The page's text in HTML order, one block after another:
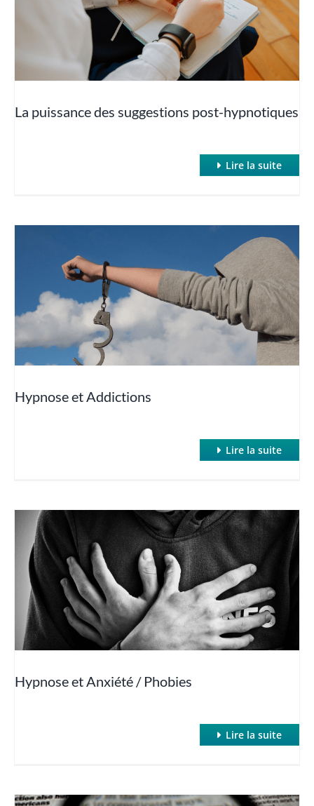
La thérapie des parties
Le protocole John Jones
Redonner la parole à l’inconscient
Transmettre l’autohypnose
La puissance des suggestions post-hypnotiques
Lire la suite
Hypnose et Addictions
Lire la suite
Hypnose et Anxiété / Phobies
Lire la suite